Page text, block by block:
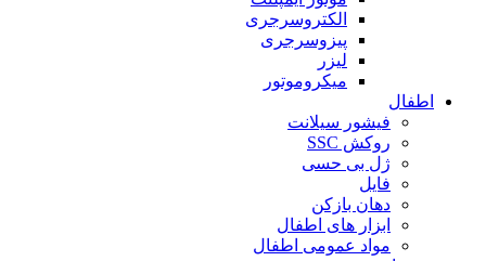
الکتروسرجری
پیزوسرجری
لیزر
میکروموتور
اطفال
فیشور سیلانت
روکش SSC
ژل بی حسی
فایل
دهان بازکن
ابزار های اطفال
مواد عمومی اطفال